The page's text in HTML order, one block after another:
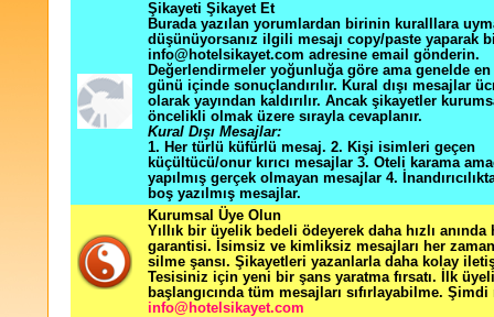
Şikayeti Şikayet Et
Burada yazılan yorumlardan birinin kuralllara
düşünüyorsanız ilgili mesajı copy/paste yaparak
info@hotelsikayet.com adresine email gönderin.
Değerlendirmeler yoğunluğa göre ama genelde
günü içinde sonuçlandırılır. Kural dışı mesajlar
olarak yayından kaldırılır. Ancak şikayetler
öncelikli olmak üzere sırayla cevaplanır.
Kural Dışı Mesajlar:
1. Her türlü küfürlü mesaj. 2. Kişi isimleri geçen
küçültücü/onur kırıcı mesajlar 3. Oteli karama
yapılmış gerçek olmayan mesajlar 4.
boş yazılmış mesajlar.
Kurumsal Üye Olun
Yıllık bir üyelik bedeli ödeyerek daha hızlı
garantisi. İsimsiz ve kimliksiz mesajları her zaman
silme şansı. Şikayetleri yazanlarla daha kolay
Tesisiniz için yeni bir şans yaratma fırsatı. İlk
başlangıcında tüm mesajları sıfırlayabilme. Şimdi
info@hotelsikayet.com